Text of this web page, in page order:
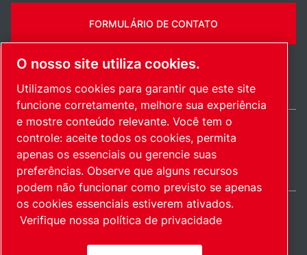
FORMULÁRIO DE CONTATO
Mapa do siteGerenciar cookies© 2026 Direitos autorais.
Brazil / PT
O nosso site utiliza cookies.
Utilizamos cookies para garantir que este site
funcione corretamente, melhore sua experiência
e mostre conteúdo relevante. Você tem o
controle: aceite todos os cookies, permita
apenas os essenciais ou gerencie suas
preferências. Observe que alguns recursos
podem não funcionar como previsto se apenas
os cookies essenciais estiverem ativados.
Verifique nossa política de privacidade